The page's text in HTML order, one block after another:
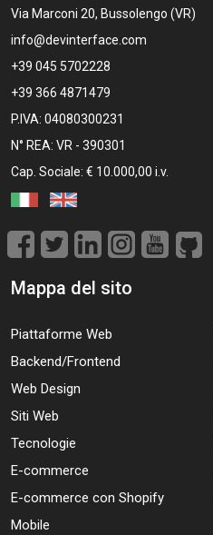
Via Marconi 20, Bussolengo (VR)
info@devinterface.com
+39 045 5702228
+39 366 4871479
P.IVA: 04080300231
N° REA: VR - 390301
Cap. Sociale: € 10.000,00 i.v.
Mappa del sito
Piattaforme Web
Backend/Frontend
Web Design
Siti Web
Tecnologie
E-commerce
E-commerce con Shopify
Mobile